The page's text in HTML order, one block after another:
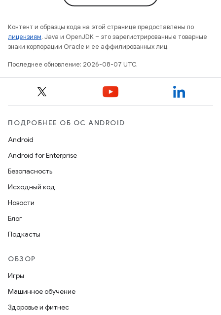
Контент и образцы кода на этой странице предоставлены по
лицензиям. Java и OpenJDK – это зарегистрированные товарные
знаки корпорации Oracle и ее аффилированных лиц.
Последнее обновление: 2026-08-07 UTC.
ПОДРОБНЕЕ ОБ ОС ANDROID
Android
Android for Enterprise
Безопасность
Исходный код
Новости
Блог
Подкасты
ОБЗОР
Игры
Машинное обучение
Здоровье и фитнес